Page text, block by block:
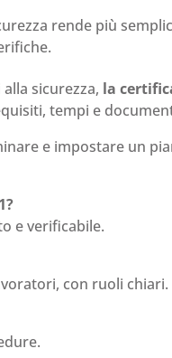
rende più
sicurezza, la
tempi e
e impostare un
e verificabile.
con ruoli chiari.